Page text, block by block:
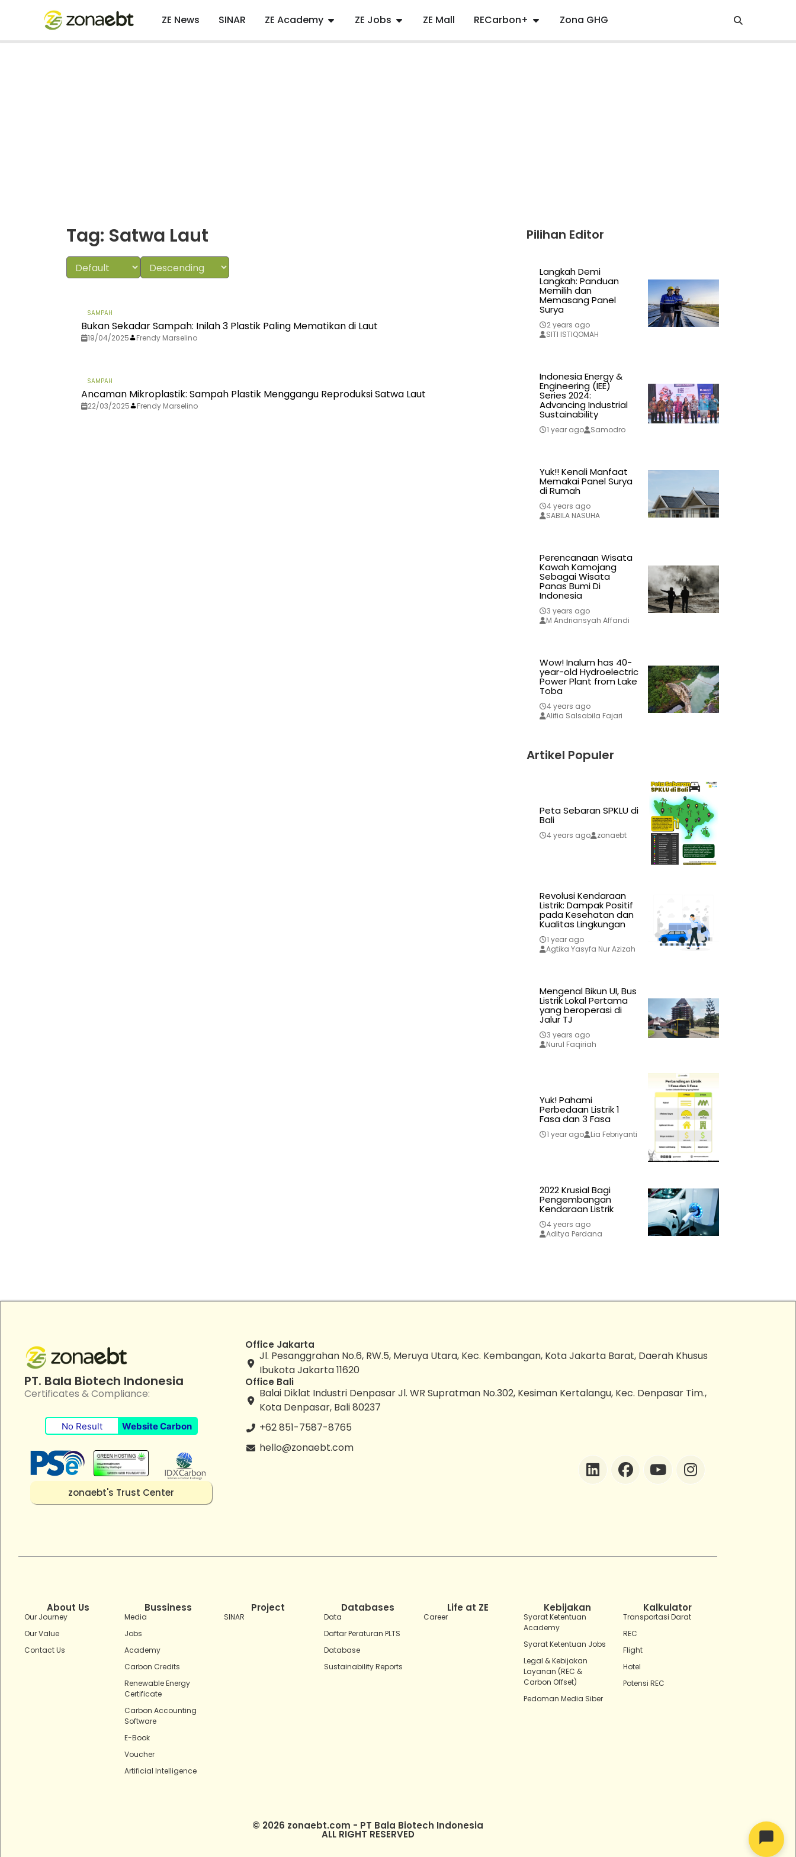
ZE News SINAR ZE Academy ZE Jobs ZE Mall RECarbon+ Zona GHG
Tag: Satwa Laut
SAMPAH
Bukan Sekadar Sampah: Inilah 3 Plastik Paling Mematikan di Laut
19/04/2025 Frendy Marselino
SAMPAH
Ancaman Mikroplastik: Sampah Plastik Menggangu Reproduksi Satwa Laut
22/03/2025 Frendy Marselino
Pilihan Editor
Langkah Demi
Langkah: Panduan
Memilih dan
Memasang Panel
Surya
2 years ago
SITI ISTIQOMAH
Indonesia Energy &
Engineering (IEE)
Series 2024:
Advancing Industrial
Sustainability
1 year ago Samodro
Yuk!! Kenali Manfaat
Memakai Panel Surya
di Rumah
4 years ago
SABILA NASUHA
Perencanaan Wisata
Kawah Kamojang
Sebagai Wisata
Panas Bumi Di
Indonesia
3 years ago
M Andriansyah Affandi
Wow! Inalum has 40-
year-old Hydroelectric
Power Plant from Lake
Toba
4 years ago
Alifia Salsabila Fajari
Artikel Populer
Peta Sebaran SPKLU di
Bali
4 years ago zonaebt
Revolusi Kendaraan
Listrik: Dampak Positif
pada Kesehatan dan
Kualitas Lingkungan
1 year ago
Agtika Yasyfa Nur Azizah
Mengenal Bikun UI, Bus
Listrik Lokal Pertama
yang beroperasi di
Jalur TJ
3 years ago
Nurul Faqiriah
Yuk! Pahami
Perbedaan Listrik 1
Fasa dan 3 Fasa
1 year ago Lia Febriyanti
2022 Krusial Bagi
Pengembangan
Kendaraan Listrik
4 years ago
Aditya Perdana
PT. Bala Biotech Indonesia
Certificates & Compliance:
No Result Website Carbon
zonaebt's Trust Center
Office Jakarta
Jl. Pesanggrahan No.6, RW.5, Meruya Utara, Kec. Kembangan, Kota Jakarta Barat, Daerah Khusus
Ibukota Jakarta 11620
Office Bali
Balai Diklat Industri Denpasar Jl. WR Supratman No.302, Kesiman Kertalangu, Kec. Denpasar Tim.,
Kota Denpasar, Bali 80237
+62 851-7587-8765
hello@zonaebt.com
About Us
Our Journey
Our Value
Contact Us
Bussiness
Media
Jobs
Academy
Carbon Credits
Renewable Energy
Certificate
Carbon Accounting
Software
E-Book
Voucher
Artificial Intelligence
Project
SINAR
Databases
Data
Daftar Peraturan PLTS
Database
Sustainability Reports
Life at ZE
Career
Kebijakan
Syarat Ketentuan
Academy
Syarat Ketentuan Jobs
Legal & Kebijakan
Layanan (REC &
Carbon Offset)
Pedoman Media Siber
Kalkulator
Transportasi Darat
REC
Flight
Hotel
Potensi REC
© 2026 zonaebt.com - PT Bala Biotech Indonesia
ALL RIGHT RESERVED